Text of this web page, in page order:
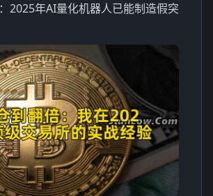
：2025年AI量化机器人已能制造假突